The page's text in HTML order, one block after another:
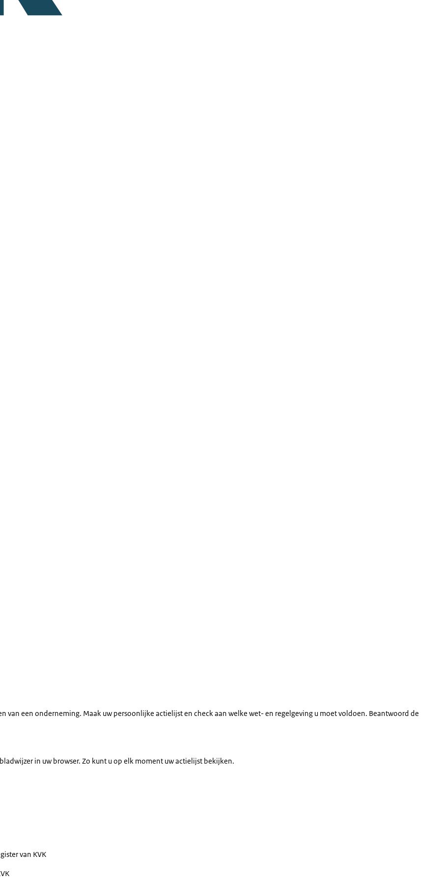
van een onderneming. Maak uw persoonlijke actielijst en check aan welke wet- en regelgeving u moet voldoen. Beantwoord de
in uw browser. Zo kunt u op elk moment uw actielijst bekijken.
van KVK